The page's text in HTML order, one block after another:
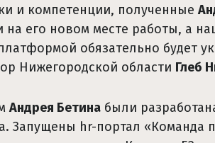
и компетенции, полученные
на его новом месте работы, а
обязательно будет
Нижегородской области Глеб
Андрея Бетина были
Запущены hr-портал «Команда